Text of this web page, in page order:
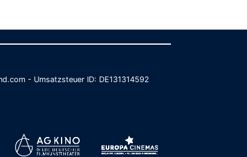
- Umsatzsteuer ID: DE131314592